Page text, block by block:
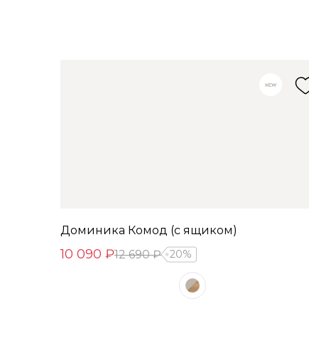
Доминика Комод (с ящиком)
10 090 ₽12 690 ₽ 20%